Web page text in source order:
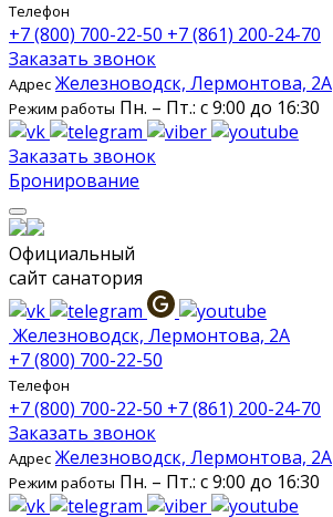
Телефон
+7 (800) 700-22-50 +7 (861) 200-24-70
Заказать звонок
Адрес Железноводск, Лермонтова, 2А
Режим работы Пн. – Пт.: с 9:00 до 16:30
Заказать звонок
Бронирование
Официальный
сайт санатория
Железноводск, Лермонтова, 2А
+7 (800) 700-22-50
Телефон
+7 (800) 700-22-50 +7 (861) 200-24-70
Заказать звонок
Адрес Железноводск, Лермонтова, 2А
Режим работы Пн. – Пт.: с 9:00 до 16:30